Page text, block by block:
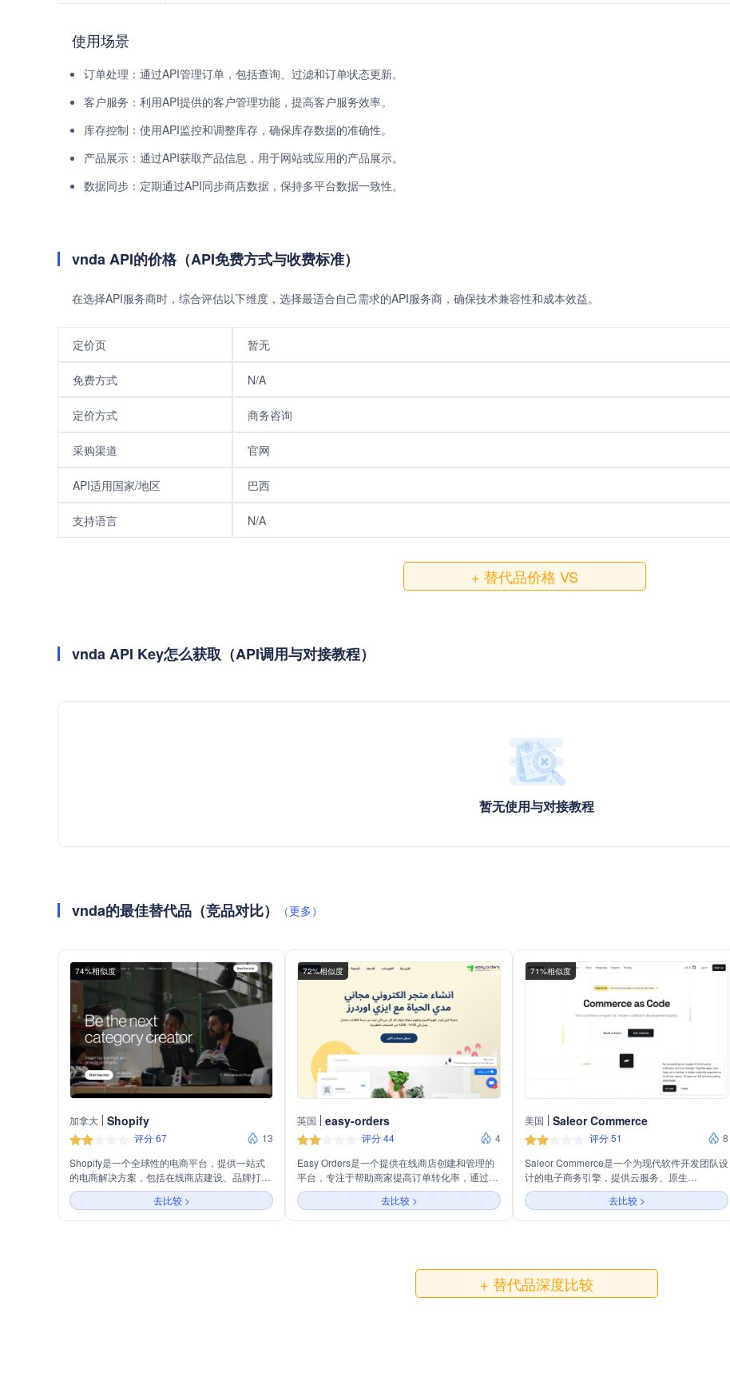
使用场景
订单处理：通过API管理订单，包括查询、过滤和订单状态更新。
客户服务：利用API提供的客户管理功能，提高客户服务效率。
库存控制：使用API监控和调整库存，确保库存数据的准确性。
产品展示：通过API获取产品信息，用于网站或应用的产品展示。
数据同步：定期通过API同步商店数据，保持多平台数据一致性。
vnda API的价格（API免费方式与收费标准）
在选择API服务商时，综合评估以下维度，选择最适合自己需求的API服务商，确保技术兼容性和成本效益。
定价页 暂无
免费方式 N/A
定价方式 商务咨询
采购渠道 官网
API适用国家/地区 巴西
支持语言 N/A
+ 替代品价格 VS
vnda API Key怎么获取（API调用与对接教程）
暂无使用与对接教程
vnda的最佳替代品（竞品对比） （更多）
74%相似度
加拿大 Shopify
评分 67
13
Shopify是一个全球性的电商平台，提供一站式
的电商解决方案，包括在线商店建设、品牌打
造、多渠道销售、支付处理、市场营销、库存管
理等功能，支持商家从创业到企业级规模的发
展。
去比较 >
72%相似度
英国 easy-orders
评分 44
4
Easy Orders是一个提供在线商店创建和管理的
平台，专注于帮助商家提高订单转化率，通过智
能化工具减少虚假订单，并提供全面的营销支
持。平台支持一键链接多个像素到不同平台，并
追踪广告效果，同时允许商家添加多个店铺管理
去比较 >
71%相似度
美国 Saleor Commerce
评分 51
8
Saleor Commerce是一个为现代软件开发团队设
计的电子商务引擎，提供云服务、原生
GraphQL、无头、可组合、可扩展和开源等特
性。它支持全球运营，包括仓库、客户、结账、
优惠券和促销活动，适用于B2B和D2C模式，并
的电子商务模式。
去比较 >
+ 替代品深度比较